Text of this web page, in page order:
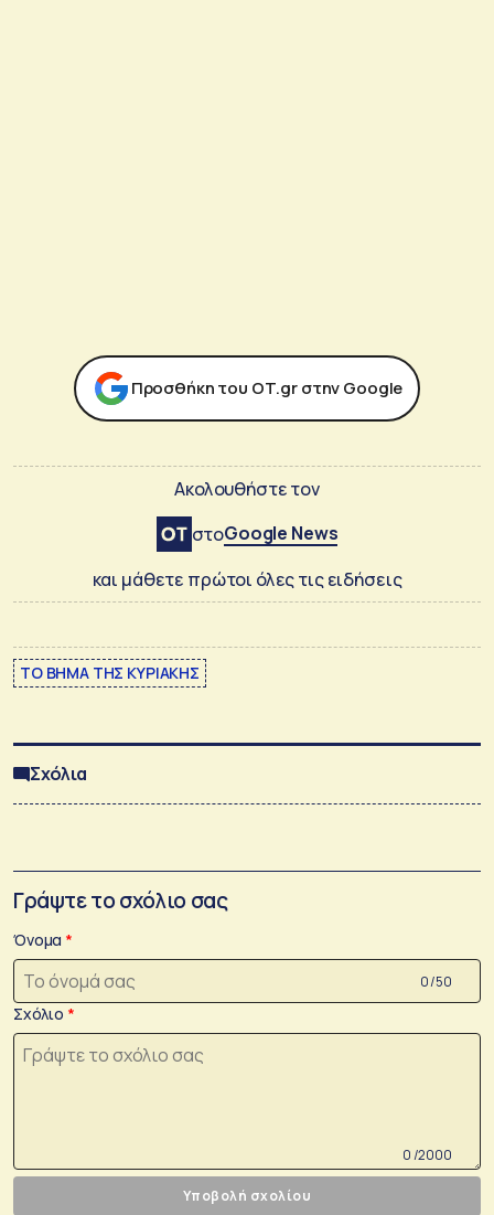
Προσθήκη του ΟΤ.gr στην Google
Ακολουθήστε τον
στοGoogle News
και μάθετε πρώτοι όλες τις ειδήσεις
ΤΟ ΒΗΜΑ ΤΗΣ ΚΥΡΙΑΚΗΣ
Σχόλια
Γράψτε το σχόλιο σας
Όνομα
0 /50
Σχόλιο
0 /2000
Υποβολή σχολίου